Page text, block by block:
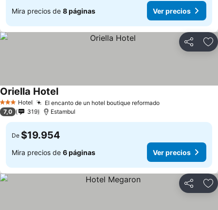
Mira precios de 8 páginas Ver precios
Compartir
3 Estrellas
Hotel El encanto de un hotel boutique reformado
Oriella Hotel
7,0 319 Estambul
De $19.954
Mira precios de 6 páginas Ver precios
Compartir